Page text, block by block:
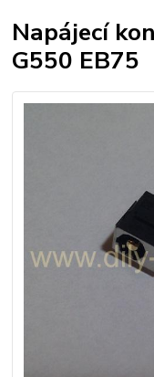
Napájecí
G550 EB75